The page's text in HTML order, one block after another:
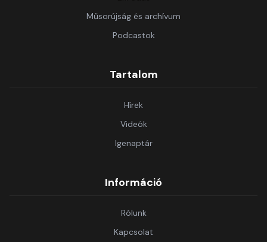
Műsorújság és archívum
Podcastok
Tartalom
Hírek
Videók
Igenaptár
Információ
Rólunk
Kapcsolat